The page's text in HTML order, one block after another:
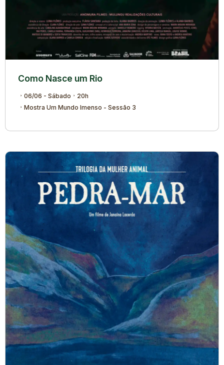
Como Nasce um Rio
06/06 - Sábado
20h
Mostra Um Mundo Imenso - Sessão 3